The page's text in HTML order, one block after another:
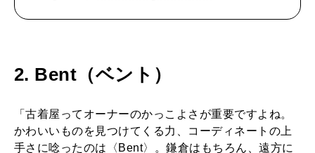
2. Bent（ベント）
「古着屋ってオーナーのかっこよさが重要ですよね。
かわいいものを見つけてくる力、コーディネートの上
手さに唸ったのは〈Bent〉。鎌倉はもちろん、遠方に